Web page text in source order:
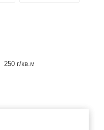
250 г/кв.м